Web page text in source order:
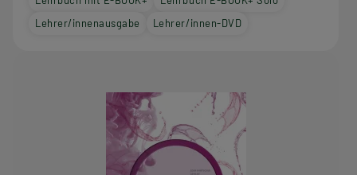
Lehrer/innenausgabe
Lehrer/innen-DVD